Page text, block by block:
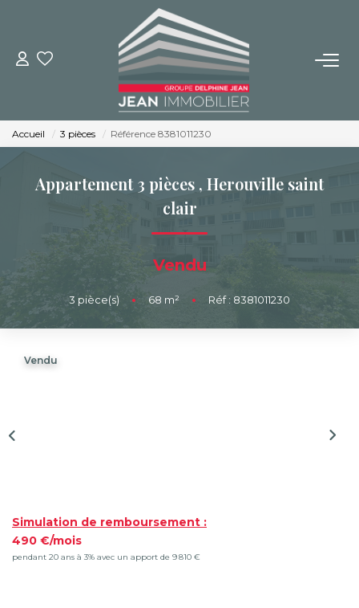
NOS BIENS
Achat
Location
BUREAUX ET COMMERCES
IMMOBILIER NEUF
NOS SERVICES
Actualités
Accueil 3 pièces Référence 8381011230
Appartement 3 pièces , Herouville saint
clair
Vendu
3 pièce(s) • 68 m² • Réf : 8381011230
Vendu
Simulation de remboursement :
490 €/mois
pendant 20 ans à 3% avec un apport de 9 810 €